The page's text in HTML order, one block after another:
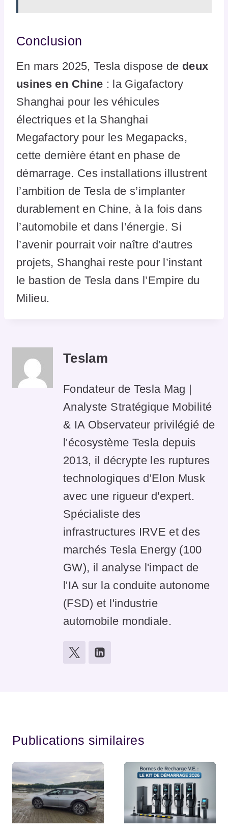
Conclusion
En mars 2025, Tesla dispose de deux
usines en Chine : la Gigafactory
Shanghai pour les véhicules
électriques et la Shanghai
Megafactory pour les Megapacks,
cette dernière étant en phase de
démarrage. Ces installations illustrent
l’ambition de Tesla de s’implanter
durablement en Chine, à la fois dans
l’automobile et dans l’énergie. Si
l’avenir pourrait voir naître d’autres
projets, Shanghai reste pour l’instant
le bastion de Tesla dans l’Empire du
Milieu.
Teslam
Fondateur de Tesla Mag |
Analyste Stratégique Mobilité
& IA Observateur privilégié de
l'écosystème Tesla depuis
2013, il décrypte les ruptures
technologiques d'Elon Musk
avec une rigueur d'expert.
Spécialiste des
infrastructures IRVE et des
marchés Tesla Energy (100
GW), il analyse l'impact de
l'IA sur la conduite autonome
(FSD) et l'industrie
automobile mondiale.
Publications similaires